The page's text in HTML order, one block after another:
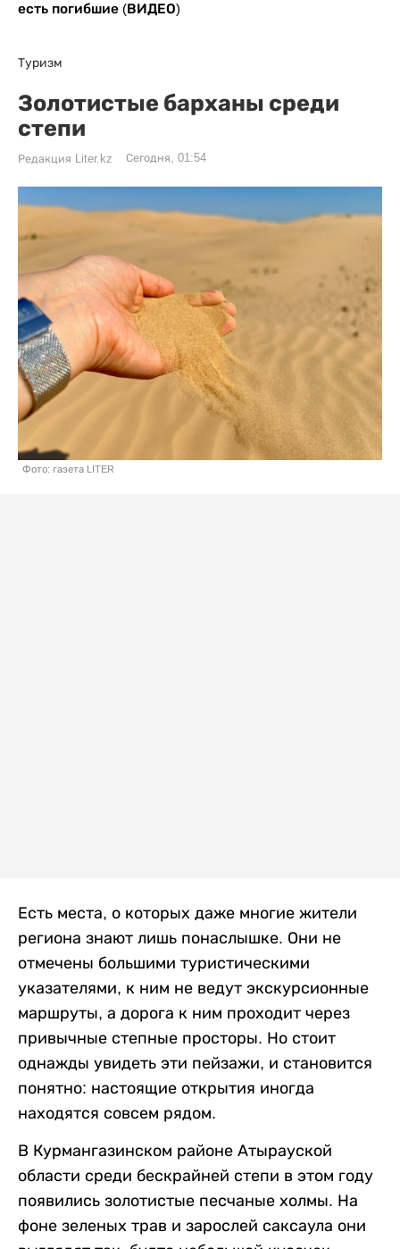
есть погибшие (ВИДЕО)
Туризм
Золотистые барханы среди
степи
Редакция Liter.kz Сегодня, 01:54
Фото: газета LITER
Есть места, о которых даже многие жители
региона знают лишь понаслышке. Они не
отмечены большими туристическими
указателями, к ним не ведут экскурсионные
маршруты, а дорога к ним проходит через
привычные степные просторы. Но стоит
однажды увидеть эти пейзажи, и становится
понятно: настоящие открытия иногда
находятся совсем рядом.
В Курмангазинском районе Атырауской
области среди бескрайней степи в этом году
появились золотистые песчаные холмы. На
фоне зеленых трав и зарослей саксаула они